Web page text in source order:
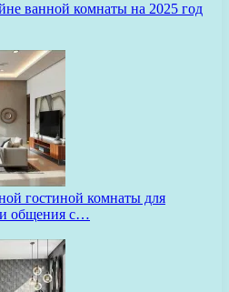
ванной комнаты на 2025 год
гостиной комнаты для
общения с…